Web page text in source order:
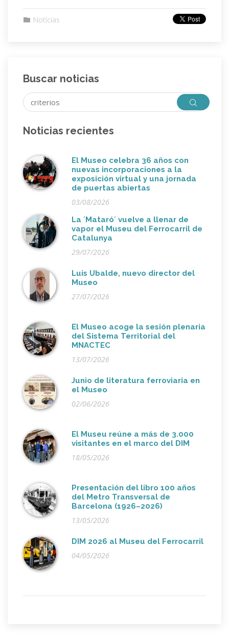
Notícias
Buscar noticias
Noticias recientes
El Museo celebra 36 años con
nuevas incorporaciones a la
exposición virtual y una jornada
de puertas abiertas
03/08/2026
La ´Mataró´ vuelve a llenar de
vapor el Museu del Ferrocarril de
Catalunya
29/07/2026
Luis Ubalde, nuevo director del
Museo
27/07/2026
El Museo acoge la sesión plenaria
del Sistema Territorial del
MNACTEC
13/07/2026
Junio de literatura ferroviaria en
el Museo
02/06/2026
El Museu reúne a más de 3.000
visitantes en el marco del DIM
18/05/2026
Presentación del libro 100 años
del Metro Transversal de
Barcelona (1926–2026)
13/05/2026
DIM 2026 al Museu del Ferrocarril
04/05/2026